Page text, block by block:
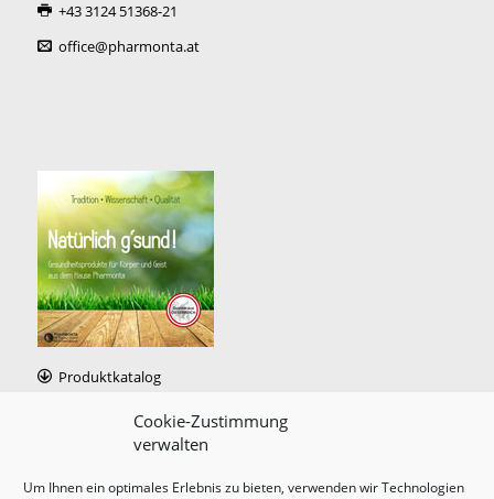
Cookie-Zustimmung
verwalten
Um Ihnen ein optimales Erlebnis zu bieten, verwenden wir Technologien
+43 3124 51368-21
office@pharmonta.at
Produktkatalog